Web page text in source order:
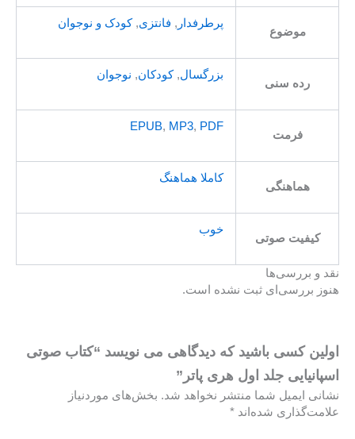
موضوع
پرطرفدار , فانتزی,کودک و نوجوان
رده سنی
بزرگسال,کودکان, نوجوان
فرمت
EPUB, MP3, PDF
هماهنگی
کاملا هماهنگ
کیفیت صوتی
خوب
نقد و بررسی‌ها
هنوز بررسی‌ای ثبت نشده است.
اولین کسی باشید که دیدگاهی می نویسد “کتاب صوتی
اسپانیایی جلد اول هری پاتر”
نشانی ایمیل شما منتشر نخواهد شد. بخش‌های موردنیاز
علامت‌گذاری شده‌اند *